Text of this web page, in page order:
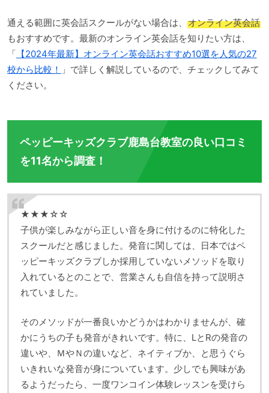
通える範囲に英会話スクールがない場合は、 オンライン英会話
もおすすめです。最新のオンライン英会話を知りたい方は、
「 【2024年最新】オンライン英会話おすすめ10選を人気の27
校から比較！ 」で詳しく解説しているので、チェックしてみて
ください。
ペッピーキッズクラブ鹿島台教室の良い口コミ
を11名から調査！
★★★☆☆
子供が楽しみながら正しい音を身に付けるのに特化した
スクールだと感じました。発音に関しては、日本ではペ
ッピーキッズクラブしか採用していないメソッドを取り
入れているとのことで、営業さんも自信を持って説明さ
れていました。
そのメソッドが一番良いかどうかはわかりませんが、確
かにうちの子も発音がきれいです。特に、LとRの発音の
違いや、ＭやＮの違いなど、ネイティブか、と思うぐら
いきれいな発音が身についています。少しでも興味があ
るようだったら、一度ワンコイン体験レッスンを受けら